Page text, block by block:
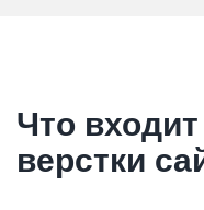
Что
верстки